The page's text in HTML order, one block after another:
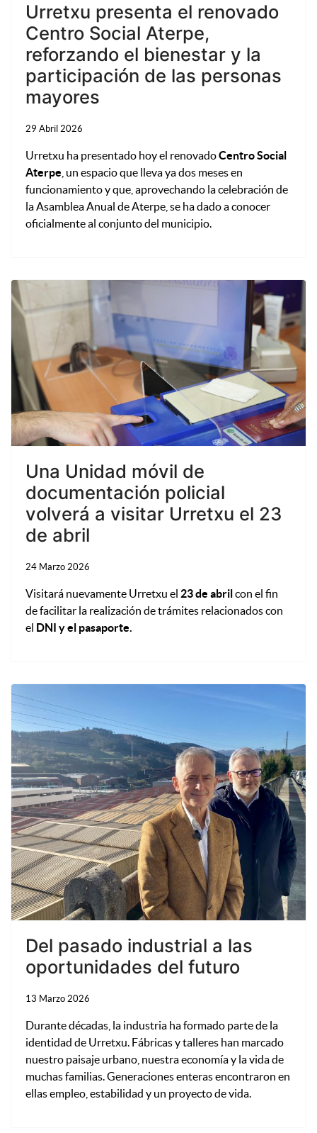
Urretxu presenta el renovado
Centro Social Aterpe,
reforzando el bienestar y la
participación de las personas
mayores
29 Abril 2026
Urretxu ha presentado hoy el renovadoCentro Social
Aterpe , un espacio que lleva ya dos meses en
funcionamiento y que, aprovechando la celebración de
la Asamblea Anual de Aterpe, se ha dado a conocer
oficialmente al conjunto del municipio.
Una Unidad móvil de
documentación policial
volverá a visitar Urretxu el 23
de abril
24 Marzo 2026
Visitará nuevamente Urretxu el 23 de abril con el fin
de facilitar la realización de trámites relacionados con
el DNI y el pasaporte.
Del pasado industrial a las
oportunidades del futuro
13 Marzo 2026
Durante décadas, la industria ha formado parte de la
identidad de Urretxu. Fábricas y talleres han marcado
nuestro paisaje urbano, nuestra economía y la vida de
muchas familias. Generaciones enteras encontraron en
ellas empleo, estabilidad y un proyecto de vida.